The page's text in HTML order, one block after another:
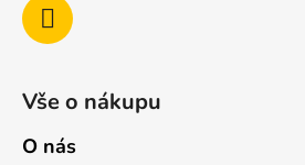
Vše o nákupu
O nás